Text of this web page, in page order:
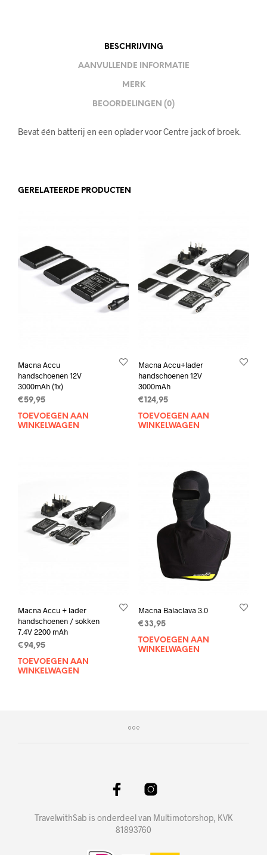
BESCHRIJVING
AANVULLENDE INFORMATIE
MERK
BEOORDELINGEN (0)
Bevat één batterij en een oplader voor Centre jack of broek.
GERELATEERDE PRODUCTEN
Macna Accu
handschoenen 12V
3000mAh (1x)
€59,95
TOEVOEGEN AAN
WINKELWAGEN
Macna Accu+lader
handschoenen 12V
3000mAh
€124,95
TOEVOEGEN AAN
WINKELWAGEN
Macna Accu + lader
handschoenen / sokken
7.4V 2200 mAh
€94,95
TOEVOEGEN AAN
WINKELWAGEN
Macna Balaclava 3.0
€33,95
TOEVOEGEN AAN
WINKELWAGEN
TravelwithSab is onderdeel van Multimotorshop, KVK
81893760